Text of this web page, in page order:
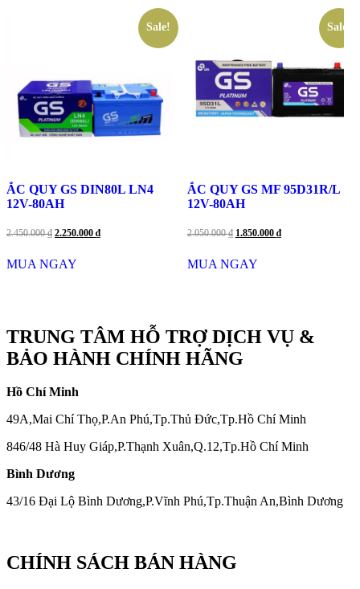
Sale!
ẮC QUY GS DIN80L LN4
12V-80AH
2.450.000₫ Giá
2.450.000 ₫.
2.250.000 ₫Giá
MUA NGAY
Sale!
ẮC QUY GS MF 95D31R/L
12V-80AH
2.050.000₫ Giá
2.050.000 ₫.
1.850.000 ₫Giá
MUA NGAY
TRUNG TÂM HỖ TRỢ DỊCH VỤ &
BẢO HÀNH CHÍNH HÃNG
Hồ Chí Minh
49A,Mai Chí Thọ,P.An Phú,Tp.Thủ Đức,Tp.Hồ Chí Minh
846/48 Hà Huy Giáp,P.Thạnh Xuân,Q.12,Tp.Hồ Chí Minh
Bình Dương
43/16 Đại Lộ Bình Dương,P.Vĩnh Phú,Tp.Thuận An,Bình Dương
CHÍNH SÁCH BÁN HÀNG